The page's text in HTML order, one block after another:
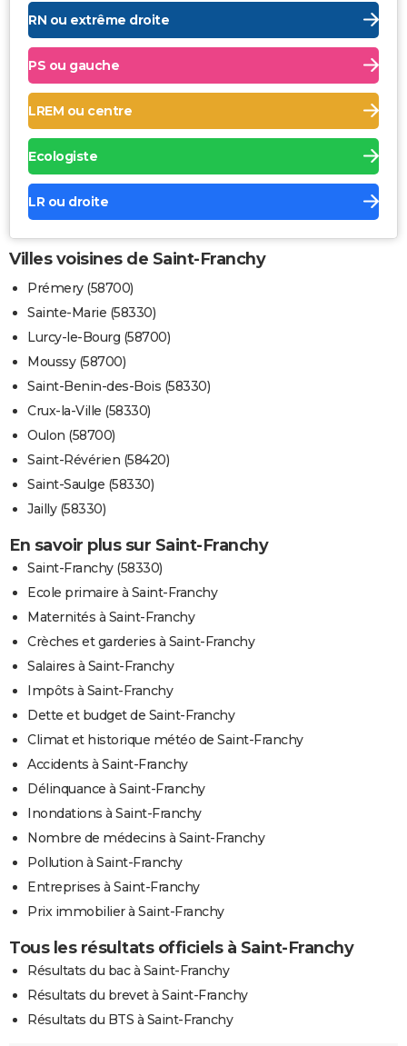
RN ou extrême droite
PS ou gauche
LREM ou centre
Ecologiste
LR ou droite
Villes voisines de Saint-Franchy
Prémery (58700)
Sainte-Marie (58330)
Lurcy-le-Bourg (58700)
Moussy (58700)
Saint-Benin-des-Bois (58330)
Crux-la-Ville (58330)
Oulon (58700)
Saint-Révérien (58420)
Saint-Saulge (58330)
Jailly (58330)
En savoir plus sur Saint-Franchy
Saint-Franchy (58330)
Ecole primaire à Saint-Franchy
Maternités à Saint-Franchy
Crèches et garderies à Saint-Franchy
Salaires à Saint-Franchy
Impôts à Saint-Franchy
Dette et budget de Saint-Franchy
Climat et historique météo de Saint-Franchy
Accidents à Saint-Franchy
Délinquance à Saint-Franchy
Inondations à Saint-Franchy
Nombre de médecins à Saint-Franchy
Pollution à Saint-Franchy
Entreprises à Saint-Franchy
Prix immobilier à Saint-Franchy
Tous les résultats officiels à Saint-Franchy
Résultats du bac à Saint-Franchy
Résultats du brevet à Saint-Franchy
Résultats du BTS à Saint-Franchy